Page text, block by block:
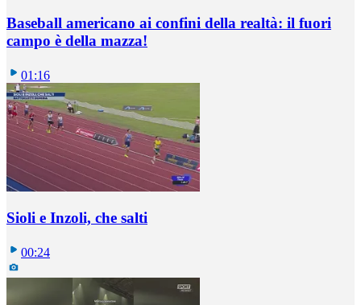
Baseball americano ai confini della realtà: il fuori
campo è della mazza!
01:16
Sioli e Inzoli, che salti
00:24